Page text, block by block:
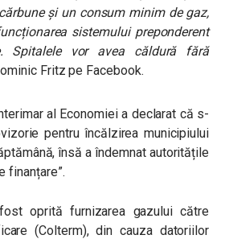
și un consum minim de gaz,
sistemului preponderent
Spitalele vor avea căldură fără
Fritz pe Facebook.
al Economiei a declarat că s-
pentru încălzirea municipiului
însă a îndemnat autoritățile
finanțare”.
oprită furnizarea gazului către
(Colterm), din cauza datoriilor